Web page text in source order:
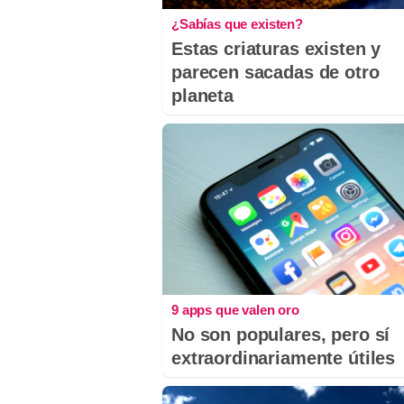
¿Sabías que existen?
Estas criaturas existen y
parecen sacadas de otro
planeta
9 apps que valen oro
No son populares, pero sí
extraordinariamente útiles